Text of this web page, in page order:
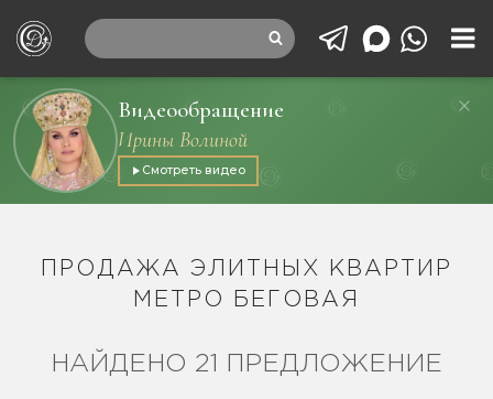
Видеообращение
Ирины Волиной
Смотреть видео
ПРОДАЖА ЭЛИТНЫХ КВАРТИР
МЕТРО БЕГОВАЯ
НАЙДЕНО 21 ПРЕДЛОЖЕНИЕ